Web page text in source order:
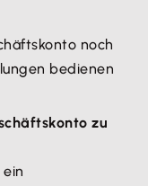
noch
bedienen
zu